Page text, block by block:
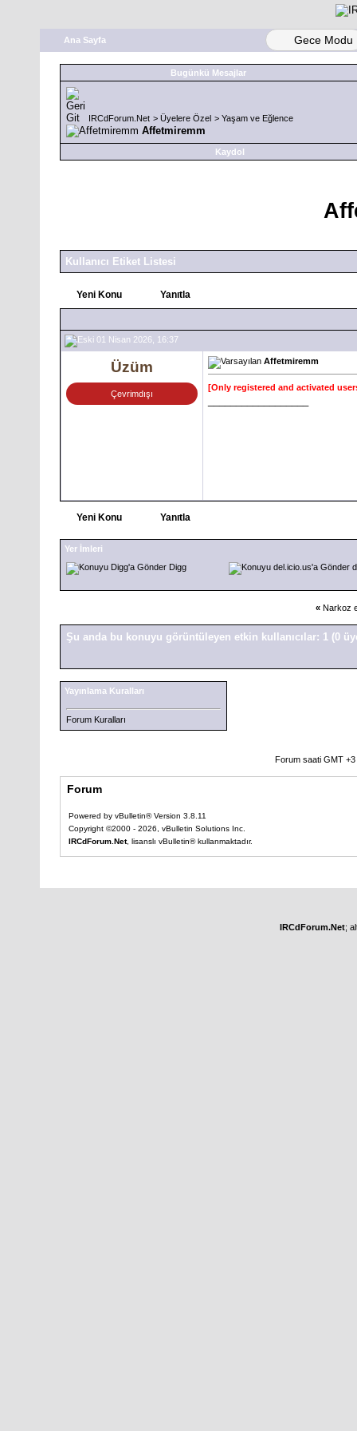
Ana Sayfa Gece Modu
Bugünkü Mesajlar
IRCdForum.Net > Üyelere Özel > Yaşam ve Eğlence
Affetmiremm
Kaydol
Kullanıcı Etiket Listesi
Yeni Konu Yanıtla
01 Nisan 2026, 16:37
Üzüm
Çevrimdışı
Affetmiremm
[Only registered and activated
Yeni Konu Yanıtla
Yer İmleri
Digg
« Narkoz
Şu anda bu konuyu görüntüleyen etkin kullanıcılar: 1 (0
Yayınlama Kuralları
Forum Kuralları
Forum saati GMT
Forum
Powered by vBulletin® Version 3.8.11
Copyright ©2000 - 2026, vBulletin Solutions Inc.
IRCdForum.Net, lisanslı vBulletin® kullanmaktadır.
IRCdForum.Net;